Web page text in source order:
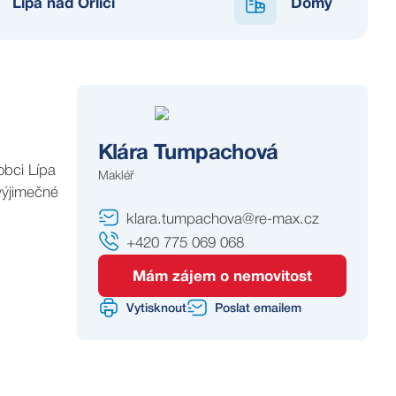
Lípa nad Orlicí Domy
Lípa
Klára Tumpachová
Makléř
klara.tumpachova@re-max.cz
+420 775 069 068
Mám zájem o nemovitost
Vytisknout Poslat emailem